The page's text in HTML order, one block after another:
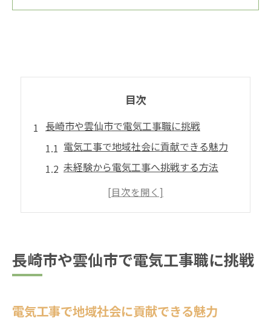
目次
長崎市や雲仙市で電気工事職に挑戦
電気工事で地域社会に貢献できる魅力
未経験から電気工事へ挑戦する方法
地元で電気工事職を目指すポイント
電気工事職が安定している理由を解説
長期就業を叶える電気工事の魅力とは
長崎市や雲仙市で電気工事職に挑戦
電気工事で地域社会に貢献できる魅力